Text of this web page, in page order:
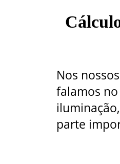
Nos
falamos
parte